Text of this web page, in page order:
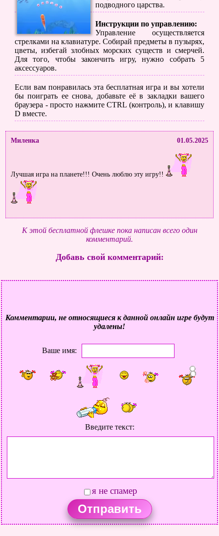
подводного царства.
Инструкции по управлению:
Управление осуществляется
стрелками на клавиатуре. Собирай предметы в пузырях,
цветы, избегай злобных морских существ и смерчей.
Для того, чтобы закончить игру, нужно собрать 5
аксессуаров.
Если вам понравилась эта бесплатная игра и вы хотели
бы поиграть ее снова, добавьте её в закладки вашего
браузера - просто нажмите CTRL (контроль), и клавишу
D вместе.
Миленка 01.05.2025
Лучшая игра на планете!!! Очень люблю эту игру!!
К этой бесплатной флешке пока написан всего один
комментарий.
Добавь свой комментарий:
Комментарии, не относящиеся к данной онлайн игре будут
удалены!
Ваше имя:
Введите текст:
я не спамер